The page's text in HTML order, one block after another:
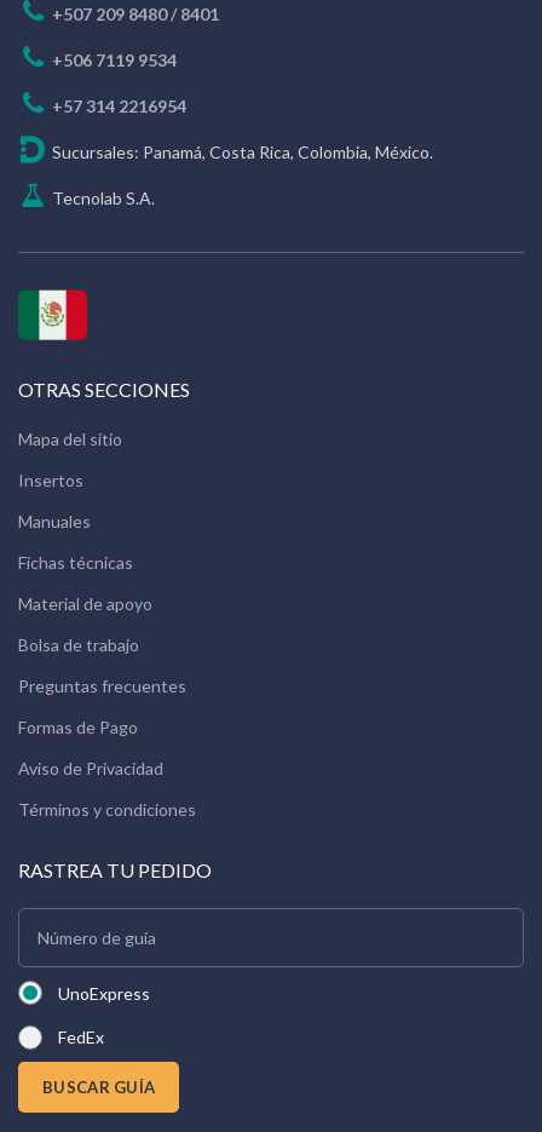
+507 209 8480 / 8401
+506 7119 9534
+57 314 2216954
Sucursales: Panamá, Costa Rica, Colombia, México.
Tecnolab S.A.
OTRAS SECCIONES
Mapa del sitio
Insertos
Manuales
Fichas técnicas
Material de apoyo
Bolsa de trabajo
Preguntas frecuentes
Formas de Pago
Aviso de Privacidad
Términos y condiciones
RASTREA TU PEDIDO
UnoExpress
FedEx
BUSCAR GUÍA